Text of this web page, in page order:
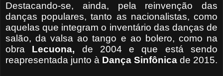
Destacando-se, ainda, pela reinvenção das
danças populares, tanto as nacionalistas, como
aquelas que integram o inventário das danças de
salão, da valsa ao tango e ao bolero, como na
obra Lecuona, de 2004 e que está sendo
reapresentada junto à Dança Sinfônica de 2015.